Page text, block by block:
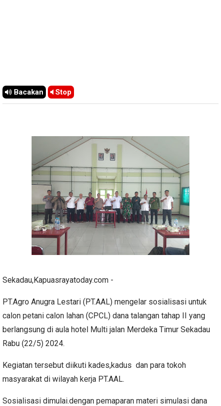
Bacakan Stop
Sekadau,Kapuasrayatoday.com -
PT.Agro Anugra Lestari (PT.AAL) mengelar sosialisasi untuk
calon petani calon lahan (CPCL) dana talangan tahap II yang
berlangsung di aula hotel Multi jalan Merdeka Timur Sekadau
Rabu (22/5) 2024.
Kegiatan tersebut diikuti kades,kadus dan para tokoh
masyarakat di wilayah kerja PT.AAL.
Sosialisasi dimulai.dengan pemaparan materi simulasi dana